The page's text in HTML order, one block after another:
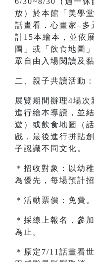
放）於本館「美學
話畫看．心畫家–
計15本繪本，並依
圖」或「飲食地圖
眾自由入場閱讀及
二、親子共讀活動：
展覽期間辦理4場
進行繪本導讀，並
遊）或飲食地圖（
戲，最後進行拼貼
子認識不同文化。
＊招收對象：以幼
為優先，每場預計
＊活動票價：免費。
＊採線上報名，參
為止。
＊原定7/11話畫看